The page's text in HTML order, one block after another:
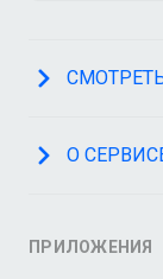
О
ПРИЛОЖЕНИЯ